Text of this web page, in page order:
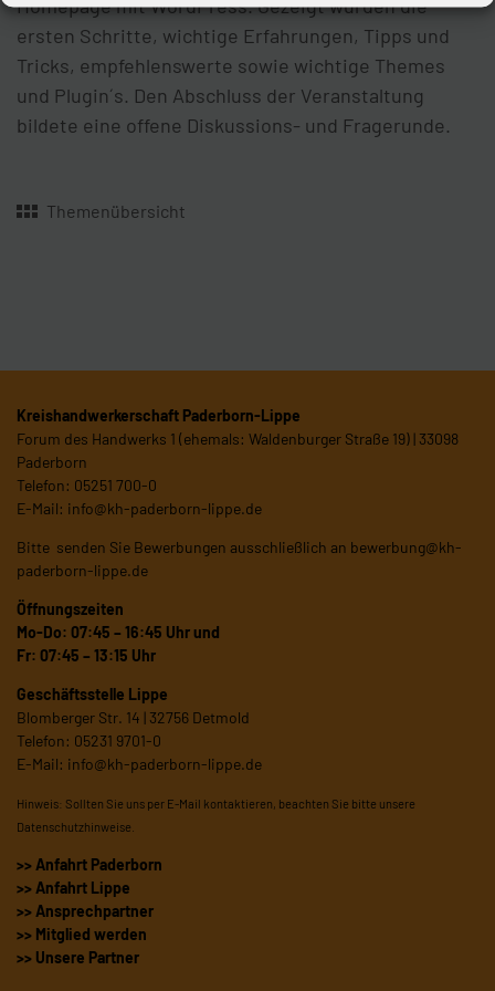
Homepage mit WordPress. Gezeigt wurden die
ersten Schritte, wichtige Erfahrungen, Tipps und
Tricks, empfehlenswerte sowie wichtige Themes
und Plugin´s. Den Abschluss der Veranstaltung
bildete eine offene Diskussions- und Fragerunde.
Themenübersicht
Kreishandwerkerschaft Paderborn-Lippe
Forum des Handwerks 1 (ehemals: Waldenburger Straße 19) | 33098
Paderborn
Telefon: 05251 700-0
E-Mail: info@kh-paderborn-lippe.de
Bitte senden Sie Bewerbungen ausschließlich an bewerbung@kh-
paderborn-lippe.de
Öffnungszeiten
Mo-Do: 07:45 – 16:45 Uhr und
Fr: 07:45 – 13:15 Uhr
Geschäftsstelle Lippe
Blomberger Str. 14 | 32756 Detmold
Telefon: 05231 9701-0
E-Mail: info@kh-paderborn-lippe.de
Hinweis: Sollten Sie uns per E-Mail kontaktieren, beachten Sie bitte unsere
Datenschutzhinweise
>> Anfahrt Paderborn
>> Anfahrt Lippe
>> Ansprechpartner
>> Mitglied werden
>> Unsere Partner